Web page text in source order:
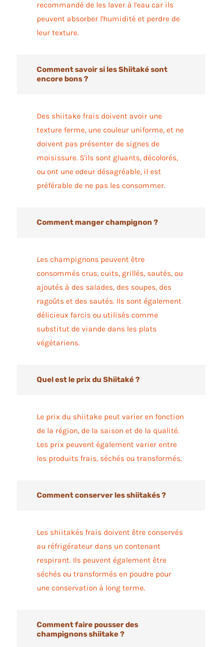
recommandé de les laver à l'eau car ils
peuvent absorber l'humidité et perdre de
leur texture.
Comment savoir si les Shiitaké sont
encore bons ?
Des shiitake frais doivent avoir une
texture ferme, une couleur uniforme, et ne
doivent pas présenter de signes de
moisissure. S'ils sont gluants, décolorés,
ou ont une odeur désagréable, il est
préférable de ne pas les consommer.
Comment manger champignon ?
Les champignons peuvent être
consommés crus, cuits, grillés, sautés, ou
ajoutés à des salades, des soupes, des
ragoûts et des sautés. Ils sont également
délicieux farcis ou utilisés comme
substitut de viande dans les plats
végétariens.
Quel est le prix du Shiitaké ?
Le prix du shiitake peut varier en fonction
de la région, de la saison et de la qualité.
Les prix peuvent également varier entre
les produits frais, séchés ou transformés.
Comment conserver les shiitakés ?
Les shiitakés frais doivent être conservés
au réfrigérateur dans un contenant
respirant. Ils peuvent également être
séchés ou transformés en poudre pour
une conservation à long terme.
Comment faire pousser des
champignons shiitake ?